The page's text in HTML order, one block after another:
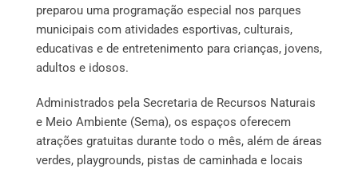
preparou uma programação especial nos parques
municipais com atividades esportivas, culturais,
educativas e de entretenimento para crianças, jovens,
adultos e idosos.
Administrados pela Secretaria de Recursos Naturais
e Meio Ambiente (Sema), os espaços oferecem
atrações gratuitas durante todo o mês, além de áreas
verdes, playgrounds, pistas de caminhada e locais